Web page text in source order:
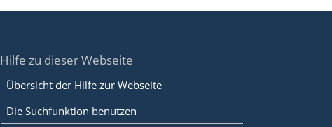
Hilfe zu dieser Webseite
Übersicht der Hilfe zur Webseite
Die Suchfunktion benutzen